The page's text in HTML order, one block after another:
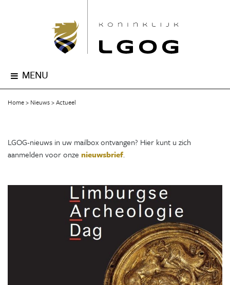
MENU
Home Nieuws Actueel
LGOG-nieuws in uw mailbox ontvangen? Hier kunt u zich
aanmelden voor onze nieuwsbrief.